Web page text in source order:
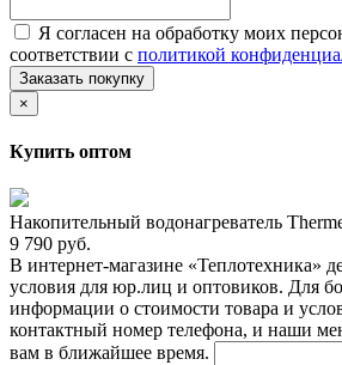
Я согласен на обработку моих
соответствии с политикой
Заказать покупку
×
Купить оптом
Накопительный водонагреватель
9 790 руб.
В интернет-магазине «Теплотехника»
условия для юр.лиц и оптовиков. Для
информации о стоимости товара и
контактный номер телефона, и наши
вам в ближайшее время.